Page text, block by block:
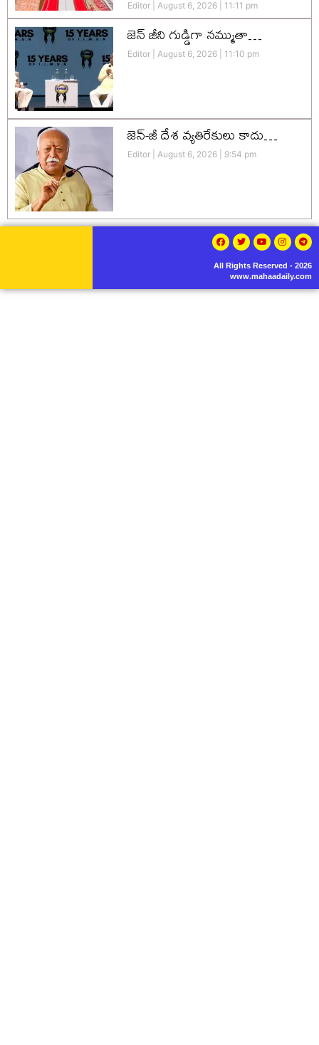
Editor August 6, 2026 11:11 pm
జెన్‌ జీని గుడ్డిగా నమ్ముతా…
Editor August 6, 2026 11:10 pm
జెన్-జీ దేశ వ్యతిరేకులు కాదు…
Editor August 6, 2026 9:54 pm
All Rights Reserved - 2026
www.mahaadaily.com